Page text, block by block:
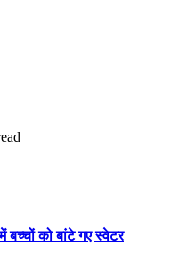
बच्चों को बांटे गए स्वेटर